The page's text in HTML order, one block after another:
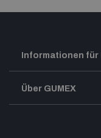
Informationen für
Transport und
Über GUMEX